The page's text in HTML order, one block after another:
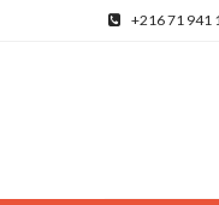
+216 71 941